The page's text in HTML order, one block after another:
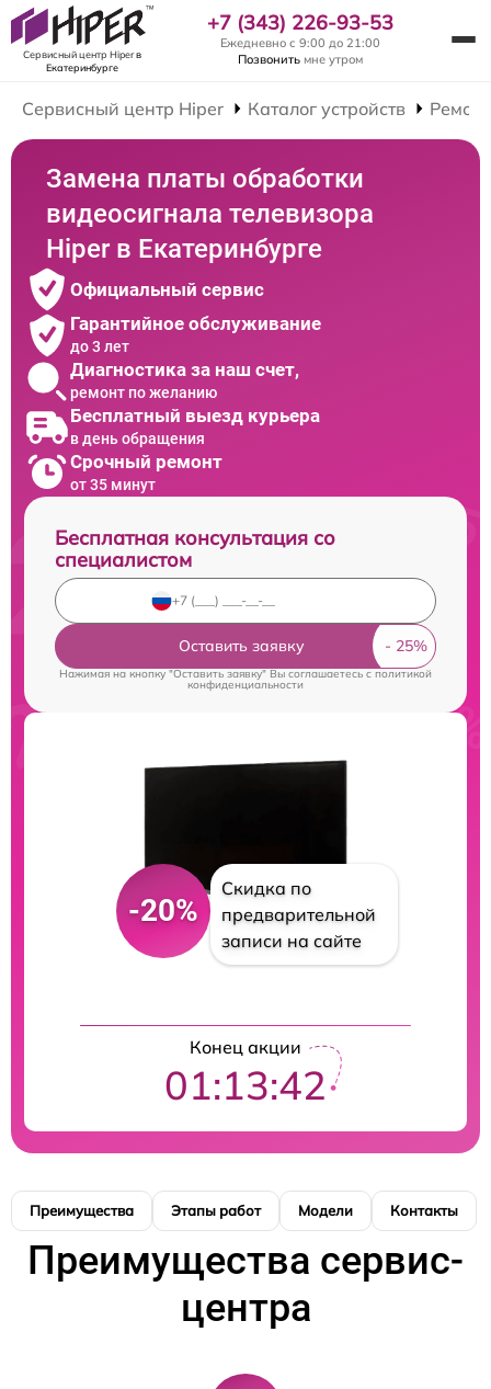
Сервисный центр Hiperв
Екатеринбурге
+7 (343) 226-93-53
Ежедневно с 9:00 до 21:00
Позвонить мне утром
Сервисный центр Hiper Каталог устройств
Замена платы обработки
видеосигнала телевизора
Hiper в Екатеринбурге
Официальный сервис
Гарантийное обслуживание
до 3 лет
Диагностика за наш счет,
ремонт по желанию
Бесплатный выезд курьера
в день обращения
Срочный ремонт
от 35 минут
Бесплатная консультация со
специалистом
Оставить заявку
Нажимая на кнопку "Оставить заявку" Вы соглашаетесь cполитикой
конфиденциальности
-20%
Скидка по
предварительной
записи на сайте
Конец акции
01:13:42
Преимущества Этапы работ Модели Контакты
Преимущества сервис-
центра